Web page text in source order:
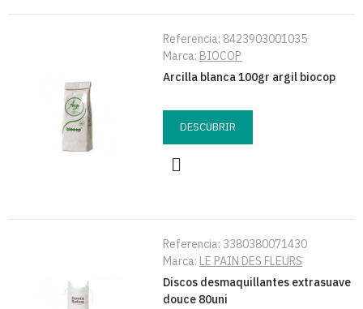
Referencia: 8423903001035
Marca: BIOCOP
Arcilla blanca 100gr argil biocop
DESCUBRIR
Referencia: 3380380071430
Marca: LE PAIN DES FLEURS
Discos desmaquillantes extrasuave
douce 80uni